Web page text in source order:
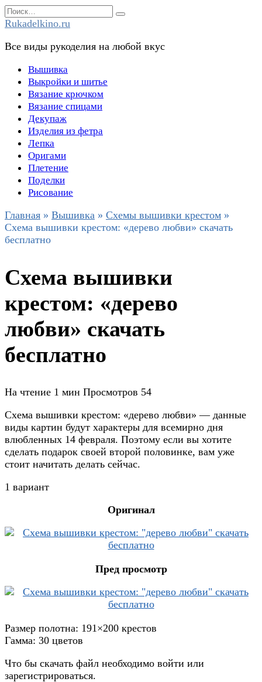
Перейти
к
Search
for:
Rukadelkino.ru
Все виды рукоделия на любой вкус
Вышивка
Выкройки и шитье
Вязание крючком
Вязание спицами
Декупаж
Изделия из фетра
Лепка
Оригами
Плетение
Поделки
Рисование
Главная » Вышивка » Схемы вышивки крестом »
Схема вышивки крестом: «дерево любви» скачать
бесплатно
Схема вышивки
крестом: «дерево
любви» скачать
бесплатно
На чтение 1 мин Просмотров 54
Схема вышивки крестом: «дерево любви» — данные
виды картин будут характеры для всемирно дня
влюбленных 14 февраля. Поэтому если вы хотите
сделать подарок своей второй половинке, вам уже
стоит начитать делать сейчас.
1 вариант
Оригинал
Пред просмотр
Размер полотна: 191×200 крестов
Гамма: 30 цветов
Что бы скачать файл необходимо войти или
зарегистрироваться.